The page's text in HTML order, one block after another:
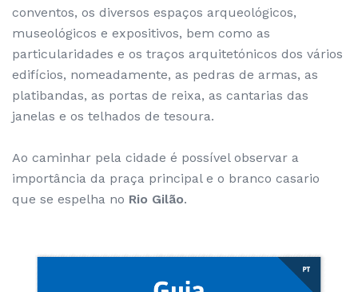
conventos, os diversos espaços arqueológicos,
museológicos e expositivos, bem como as
particularidades e os traços arquitetónicos dos vários
edifícios, nomeadamente, as pedras de armas, as
platibandas, as portas de reixa, as cantarias das
janelas e os telhados de tesoura.
Ao caminhar pela cidade é possível observar a
importância da praça principal e o branco casario
que se espelha no Rio Gilão.